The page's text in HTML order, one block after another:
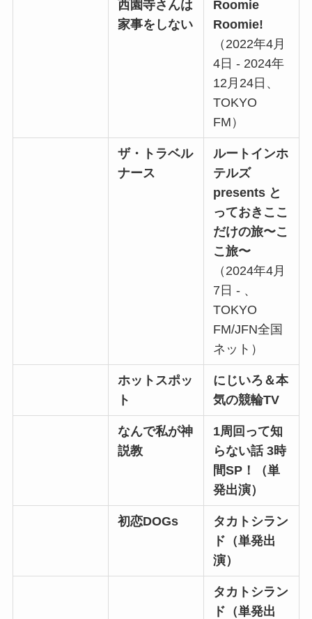
西園寺さんは
家事をしない
Roomie
Roomie!
（2022年4月
4日 - 2024年
12月24日、
TOKYO
FM）
ザ・トラベル
ナース
ルートインホ
テルズ
presents と
っておきここ
だけの旅〜こ
こ旅〜
（2024年4月
7日 - 、
TOKYO
FM/JFN全国
ネット）
ホットスポッ
ト
にじいろ＆本
気の競輪TV
なんで私が神
説教
1周回って知
らない話 3時
間SP！（単
発出演）
初恋DOGs
タカトシラン
ド（単発出
演）
タカトシラン
ド（単発出